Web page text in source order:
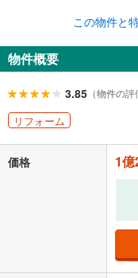
ナス時の増額分（1
ボーナス払いの限度
閉じる
月々の返済額
ローン返済額 336,941
「金利」については、ご
上、ご自身での入力をお
の金融機関等における
済方法「元利均等返済
適用した場合の計算結
その他月額費用や、初
借り入れの際は各金融
この物件と
物件概要
3.85 （物件の評
リフォーム
価格 1